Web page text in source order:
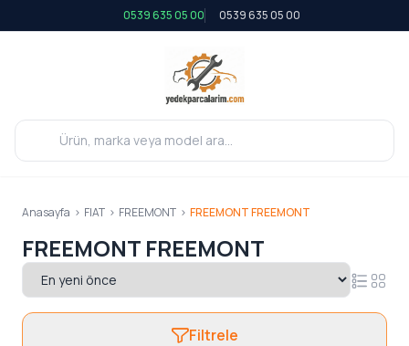
0539 635 05 00 0539 635 05 00
Anasayfa > FIAT > FREEMONT > FREEMONT FREEMONT
FREEMONT FREEMONT
Filtrele